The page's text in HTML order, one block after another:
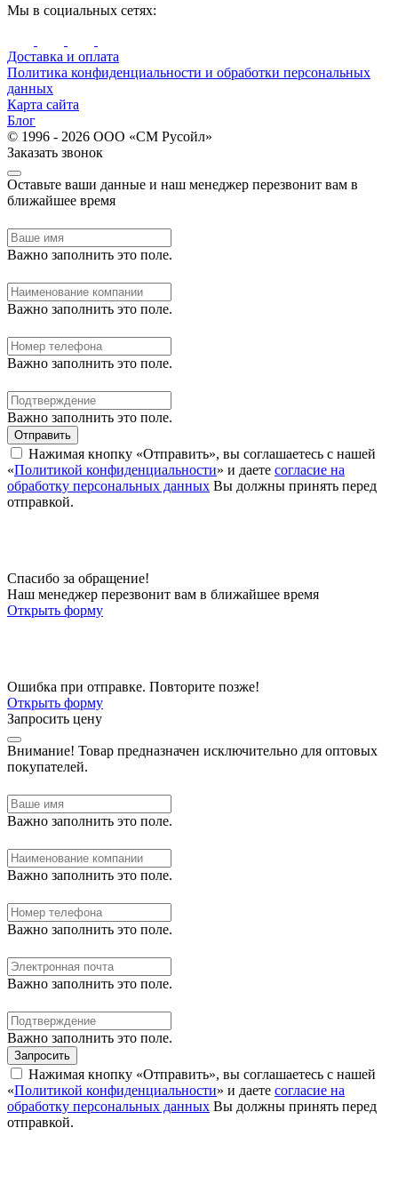
Мы в социальных сетях:
Доставка и оплата
Политика конфиденциальности и обработки персональных
данных
Карта сайта
Блог
© 1996 - 2026 ООО «СМ Русойл»
Заказать звонок
Оставьте ваши данные и наш менеджер перезвонит вам в
ближайшее время
Важно заполнить это поле.
Важно заполнить это поле.
Важно заполнить это поле.
Важно заполнить это поле.
Отправить
Нажимая кнопку «Отправить», вы соглашаетесь с нашей
«Политикой конфиденциальности» и даете согласие на
обработку персональных данных Вы должны принять перед
отправкой.
Спасибо за обращение!
Наш менеджер перезвонит вам в ближайшее время
Открыть форму
Ошибка при отправке. Повторите позже!
Открыть форму
Запросить цену
Внимание! Товар предназначен исключительно для оптовых
покупателей.
Важно заполнить это поле.
Важно заполнить это поле.
Важно заполнить это поле.
Важно заполнить это поле.
Важно заполнить это поле.
Запросить
Нажимая кнопку «Отправить», вы соглашаетесь с нашей
«Политикой конфиденциальности» и даете согласие на
обработку персональных данных Вы должны принять перед
отправкой.